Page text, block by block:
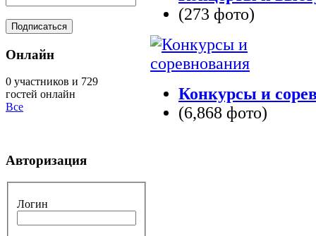
(273 фото)
Конкурсы и
(6,868 фото)
Онлайн
0 участников и 729
гостей онлайн
Все
Авторизация
Логин